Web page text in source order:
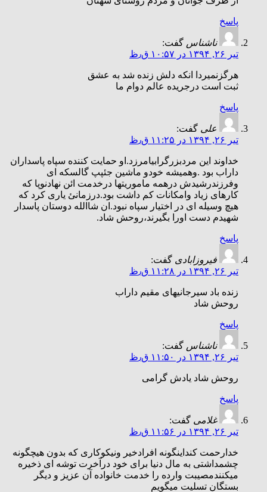
پاسخ
ناشناس گفت:
تیر ۲۶, ۱۳۹۴ در ۱۰:۵۷ ق٫ظ
هرگزنمیردا انکه دلش زنده شد به عشق
ثبت است درجریده عالم دوام ما
پاسخ
علی گفت:
تیر ۲۶, ۱۳۹۴ در ۱۱:۲۵ ق٫ظ
خداوند این مردبزرگرابیامرزد.او حمایت کننده سپاه پاسداران
داراب بود .وهمیشه خودو ماشین جئپپ گالسکه ای
وفرزندرشیدش درهمه ماموریتها درخدمت ائن نهادنوپا که
کارهای زیاد وامکانات کم داشت بود.درزمانئ یاری کرد که
هیچ وسیله ای در اختیار سپاه نبود.ان شاالله دوستان پاسدار
شهیدم دست اورا بگیرند،روحش شاد.
پاسخ
فيروزابادى گفت:
تیر ۲۶, ۱۳۹۴ در ۱۱:۲۸ ق٫ظ
زنده باد سیرجانیهاى مقیم داراب
روحش شاد
پاسخ
ناشناس گفت:
تیر ۲۶, ۱۳۹۴ در ۱۱:۵۰ ق٫ظ
روحش شاد یادش گرامی
پاسخ
غلامی گفت:
تیر ۲۶, ۱۳۹۴ در ۱۱:۵۶ ق٫ظ
خدارحمت کنداینگونه افرادخیر ونیکوکاری که بدون هیچگونه
چشمداشتی به مال دنیا برای خود درآخرت توشه ای ذخیره
میکنندمصیبت وارده را خدمت خانواده آن عزیز و دیگر
بستگان تسلیت میگویم